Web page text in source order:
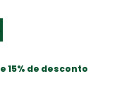
15% de desconto